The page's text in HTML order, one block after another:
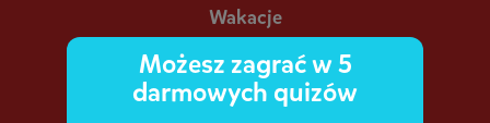
Wakacje
Słownictwo związane z wakacjami i pogodą.
Możesz zagrać w 5
darmowych quizów